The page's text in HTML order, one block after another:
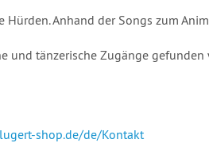
Anhand der Songs zum
und tänzerische Zugänge gefunden
shop.de/de/Kontakt